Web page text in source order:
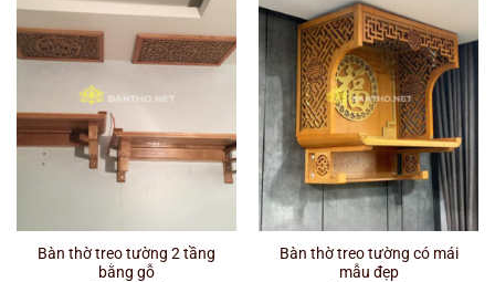
Bàn thờ treo tường 2 tầng
bằng gỗ
Bàn thờ treo tường có mái
mẫu đẹp